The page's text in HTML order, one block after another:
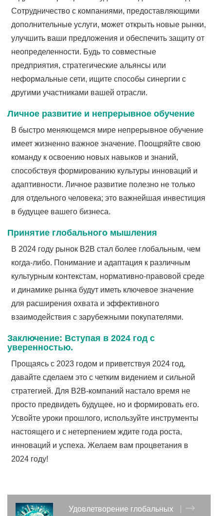
Сотрудничество с компаниями, предоставляющими
дополнительные услуги, может открыть новые рынки,
улучшить ваши предложения и обеспечить защиту от
неопределенности. Будь то совместные
предприятия, стратегические альянсы или
неформальные сети, ищите способы синергии с
другими участниками вашей отрасли.
Личное развитие и непрерывное обучение
В быстро меняющемся мире непрерывное обучение
имеет жизненно важное значение. Поощряйте свою
команду к освоению новых навыков и знаний,
способствуя формированию культуры инноваций и
адаптивности. Личное развитие полезно не только
для отдельного человека; это важнейшая инвестиция
в будущее вашего бизнеса.
Принятие глобального мышления
В 2024 году рынок B2B стал более глобальным, чем
когда-либо. Понимание и адаптация к различным
культурным контекстам, нормативно-правовой среде
и динамике рынка будут иметь ключевое значение
для расширения охвата и эффективного
взаимодействия с зарубежными покупателями.
Заключение: Вступая в 2024 год с
уверенностью.
Прощаясь с 2023 годом и приветствуя 2024 год,
давайте сделаем это с четким видением и сильной
стратегией. Для B2B-компаний настало время не
просто предвидеть будущее, но и формировать его.
Усвойте уроки прошлого, используйте инструменты
настоящего и с нетерпением ждите года роста,
инноваций и успеха. Желаем вам процветания в
2024 году!
Удовлетворение глобальных